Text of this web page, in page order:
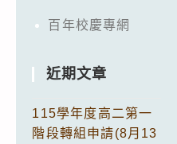
百年校慶專網
近期文章
115學年度高二第一
階段轉組申請(8月13